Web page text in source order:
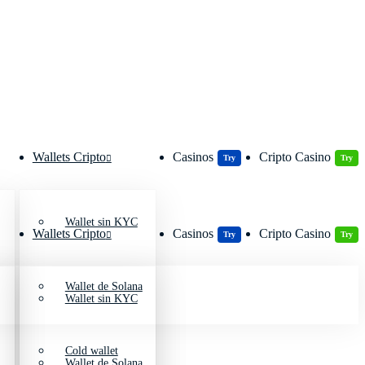
Wallets Cripto
Wallet sin KYC
Wallet de Solana
Cold wallet
Casinos Try Cripto Casino Try
Wallets Cripto
Wallet sin KYC
Casinos Try Cripto Casino Try